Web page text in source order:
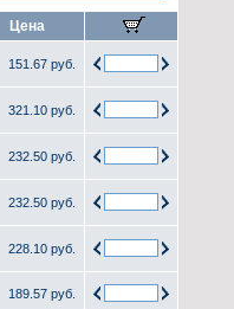
Цена
151.67 руб.
321.10 руб.
232.50 руб.
232.50 руб.
228.10 руб.
189.57 руб.